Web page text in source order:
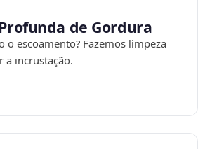
de Gordura
o escoamento? Fazemos limpeza
a incrustação.